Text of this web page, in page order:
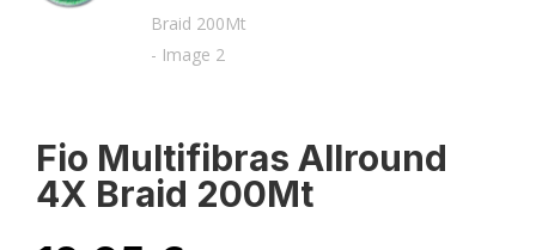
Fio Multifibras Allround
4X Braid 200Mt